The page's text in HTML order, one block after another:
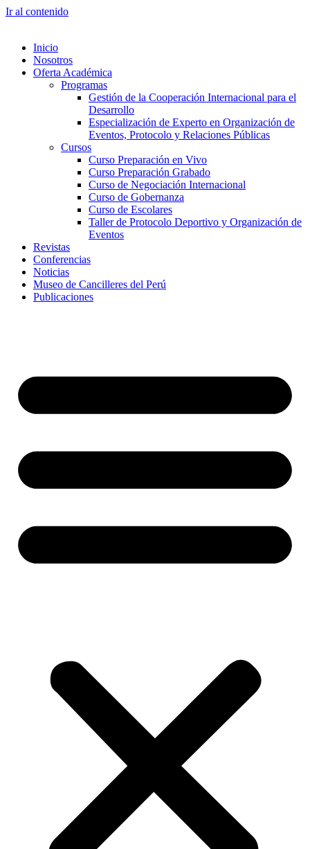
Ir al contenido
Inicio
Nosotros
Oferta Académica
Programas
Gestión de la Cooperación Internacional para el
Desarrollo
Especialización de Experto en Organización de
Eventos, Protocolo y Relaciones Públicas
Cursos
Curso Preparación en Vivo
Curso Preparación Grabado
Curso de Negociación Internacional
Curso de Gobernanza
Curso de Escolares
Taller de Protocolo Deportivo y Organización de
Eventos
Revistas
Conferencias
Noticias
Museo de Cancilleres del Perú
Publicaciones